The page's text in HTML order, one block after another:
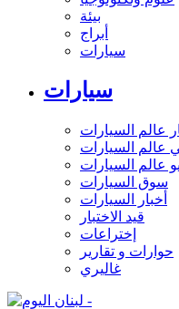
بيئة
أبراج
سيارات
سيارات
عالم السيارات
عالم السيارات
عالم السيارات
سوق السيارات
أخبار السيارات
قيد الاختبار
إختراعات
حوارات و تقارير
غاليري